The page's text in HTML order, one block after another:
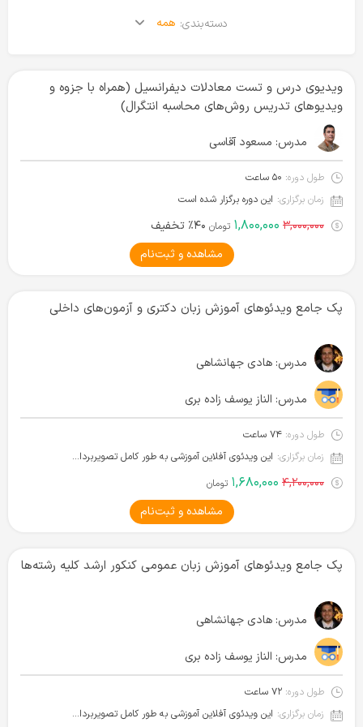
دسته‌بندی: همه
ویدیوی درس و تست معادلات دیفرانسیل (همراه با جزوه و
ویدیوهای تدریس روش‌های محاسبه انتگرال)
مدرس: مسعود آقاسی
طول دوره: ۵۰ ساعت
زمان برگزاری: این دوره برگزار شده است
۳,۰۰۰,۰۰۰ ۱,۸۰۰,۰۰۰ تومان ۴۰٪ تخفیف
مشاهده و ثبت‌نام
پک جامع ویدئوهای آموزش زبان دکتری و آزمون‌های داخلی
مدرس: هادی جهانشاهی
مدرس: الناز یوسف زاده بری
طول دوره: ۷۴ ساعت
زمان برگزاری:
این ویدئوی آفلاین آموزشی به طور کامل تصویربرداری شده و آماده دانلود است.
۴,۲۰۰,۰۰۰ ۱,۶۸۰,۰۰۰ تومان
مشاهده و ثبت‌نام
پک جامع ویدئوهای آموزش زبان عمومی کنکور ارشد کلیه رشته‌ها
مدرس: هادی جهانشاهی
مدرس: الناز یوسف زاده بری
طول دوره: ۷۲ ساعت
زمان برگزاری:
این ویدئوی آفلاین آموزشی به طور کامل تصویربرداری شده و آماده دانلود است.